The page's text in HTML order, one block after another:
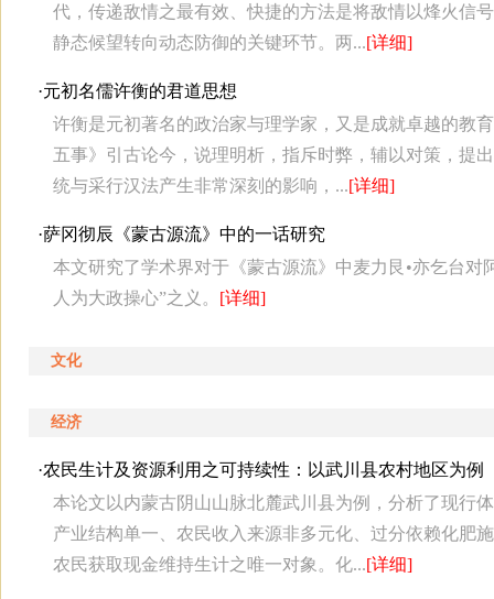
代，传递敌情之最有效、快捷的方法是将敌情以烽火信
静态候望转向动态防御的关键环节。两...[详细]
·元初名儒许衡的君道思想
许衡是元初著名的政治家与理学家，又是成就卓越的教
五事》引古论今，说理明析，指斥时弊，辅以对策，提
统与采行汉法产生非常深刻的影响，...[详细]
·萨冈彻辰《蒙古源流》中的一话研究
本文研究了学术界对于《蒙古源流》中麦力艮•亦乞台
人为大政操心”之义。 [详细]
文化
经济
·农民生计及资源利用之可持续性：以武川县农村地区为例
本论文以内蒙古阴山山脉北麓武川县为例，分析了现行
产业结构单一、农民收入来源非多元化、过分依赖化肥
农民获取现金维持生计之唯一对象。化...[详细]